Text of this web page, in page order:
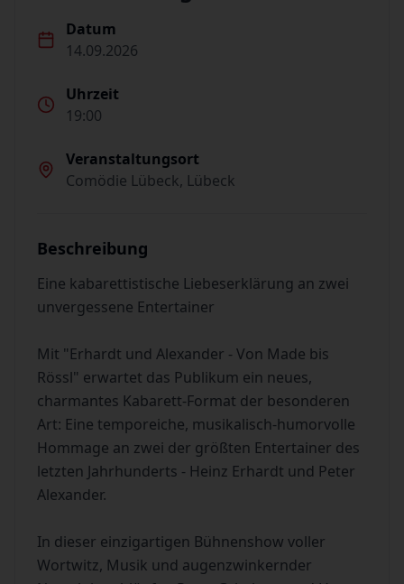
Datum
14.09.2026
Uhrzeit
19:00
Veranstaltungsort
Comödie Lübeck, Lübeck
Beschreibung
Eine kabarettistische Liebeserklärung an zwei
unvergessene Entertainer
Mit "Erhardt und Alexander - Von Made bis
Rössl" erwartet das Publikum ein neues,
charmantes Kabarett-Format der besonderen
Art: Eine temporeiche, musikalisch-humorvolle
Hommage an zwei der größten Entertainer des
letzten Jahrhunderts - Heinz Erhardt und Peter
Alexander.
In dieser einzigartigen Bühnenshow voller
Wortwitz, Musik und augenzwinkernder